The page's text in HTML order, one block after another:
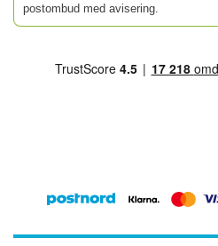
postombud med avisering.